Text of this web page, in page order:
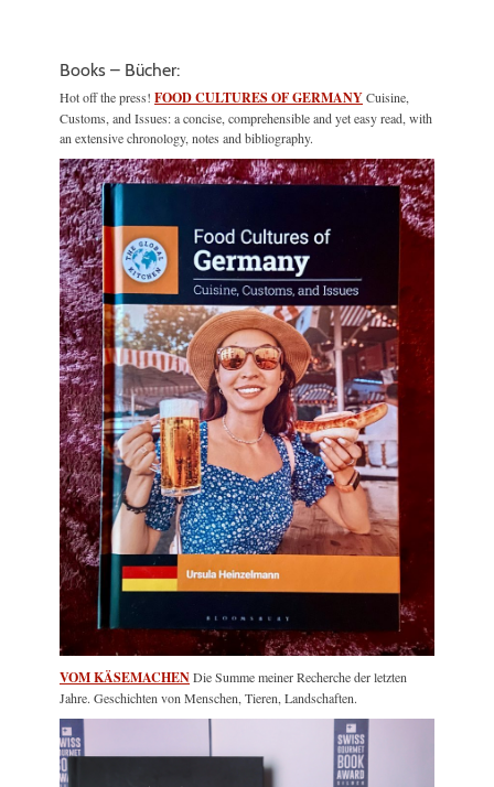
Books – Bücher:
Hot off the press! FOOD CULTURES OF GERMANYCuisine,
Customs, and Issues: a concise, comprehensible and yet easy read, with
an extensive chronology, notes and bibliography.
VOM KÄSEMACHENDie Summe meiner Recherche der letzten
Jahre. Geschichten von Menschen, Tieren, Landschaften.